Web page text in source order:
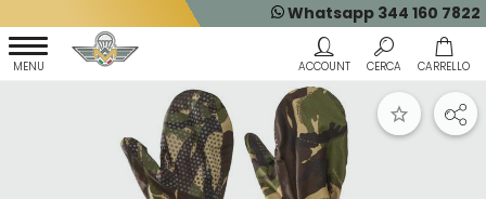
Whatsapp 344 160 7822